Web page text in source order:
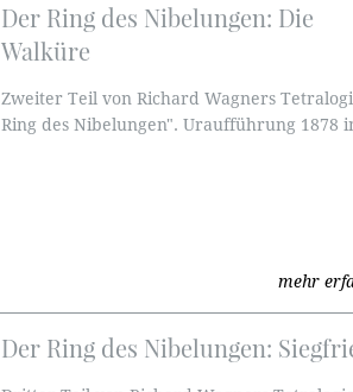
Der Ring des Nibelungen: Die
Walküre
Zweiter Teil von Richard Wagners
Ring des Nibelungen". Uraufführung 1878
mehr
Der Ring des Nibelungen: